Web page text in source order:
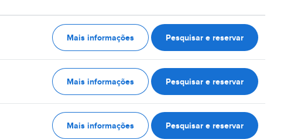
Mais informações Pesquisar e reservar
Mais informações Pesquisar e reservar
Mais informações Pesquisar e reservar